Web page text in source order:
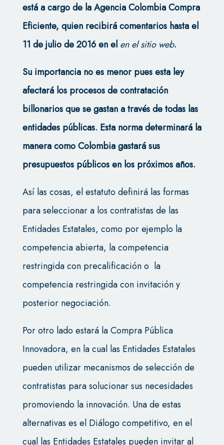
está a cargo de la Agencia Colombia Compra
Eficiente, quien recibirá comentarios hasta el
11 de julio de 2016 en el en el sitio web.
Su importancia no es menor pues esta ley
afectará los procesos de contratación
billonarios que se gastan a través de todas las
entidades públicas. Esta norma determinará la
manera como Colombia gastará sus
presupuestos públicos en los próximos años.
Así las cosas, el estatuto definirá las formas
para seleccionar a los contratistas de las
Entidades Estatales, como por ejemplo la
competencia abierta, la competencia
restringida con precalificación o la
competencia restringida con invitación y
posterior negociación.
Por otro lado estará laCompra Pública
Innovadora, en la cual las Entidades Estatales
pueden utilizar mecanismos de selección de
contratistas para solucionar sus necesidades
promoviendo la innovación. Una de estas
alternativas es el Diálogo competitivo, en el
cual las Entidades Estatales pueden invitar al